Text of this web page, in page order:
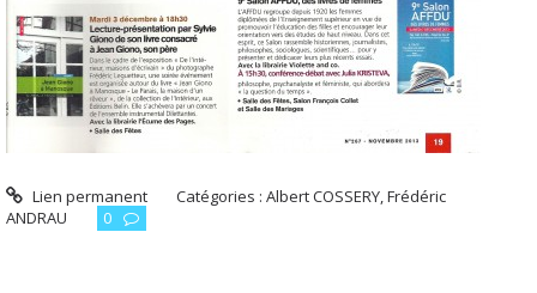
Lien permanent Catégories :Albert COSSERY,Frédéric
ANDRAU
0